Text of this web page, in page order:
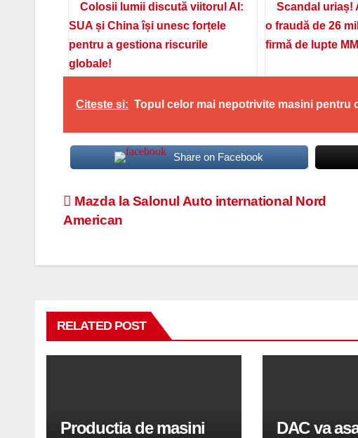
Colosii lumii discută viitorul AI:
SUA și China își unesc forțele
pentru a gestiona riscurile
globale!
Scandal uriaș!
o fraudă de 26
firmă de lupte
Citeste si: Topul celor mai nepotrivite masini pentru
Share on Facebook
Navigare
articole
Mazda la Salonul Auto international Nord
American
RELATED POST
Productia de masini
DAC va